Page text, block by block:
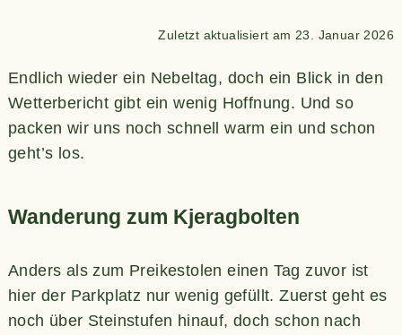
Zuletzt aktualisiert am 23. Januar 2026
Endlich wieder ein Nebeltag, doch ein Blick in den
Wetterbericht gibt ein wenig Hoffnung. Und so
packen wir uns noch schnell warm ein und schon
geht’s los.
Wanderung zum Kjeragbolten
Anders als zum Preikestolen einen Tag zuvor ist
hier der Parkplatz nur wenig gefüllt. Zuerst geht es
noch über Steinstufen hinauf, doch schon nach